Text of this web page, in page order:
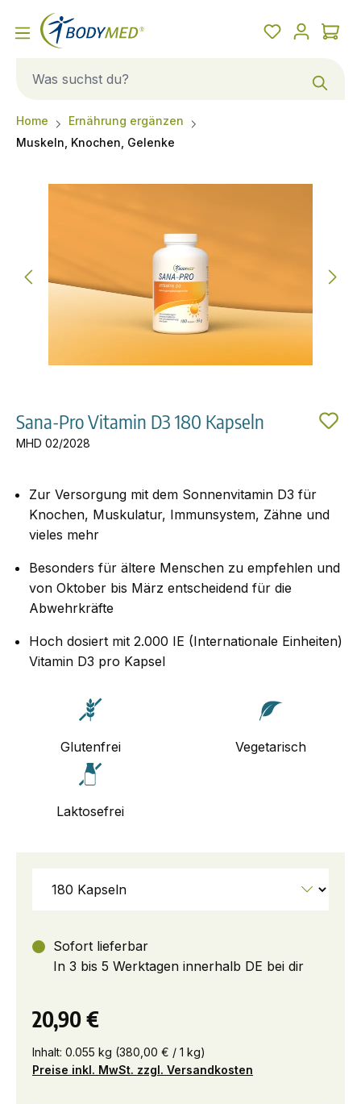
Home
Ernährung ergänzen
Muskeln, Knochen, Gelenke
Sana-Pro Vitamin D3 180 Kapseln
MHD 02/2028
Zur Versorgung mit dem Sonnenvitamin D3 für
Knochen, Muskulatur, Immunsystem, Zähne und
vieles mehr
Besonders für ältere Menschen zu empfehlen und
von Oktober bis März entscheidend für die
Abwehrkräfte
Hoch dosiert mit 2.000 IE (Internationale Einheiten)
Vitamin D3 pro Kapsel
Glutenfrei Vegetarisch
Laktosefrei
Sofort lieferbar
In 3 bis 5 Werktagen innerhalb DE bei dir
20,90 €
Inhalt: 0.055 kg (380,00 € / 1 kg)
Preise inkl. MwSt. zzgl. Versandkosten